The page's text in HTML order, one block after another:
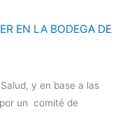
EN LA BODEGA DE
y en base a las
un comité de